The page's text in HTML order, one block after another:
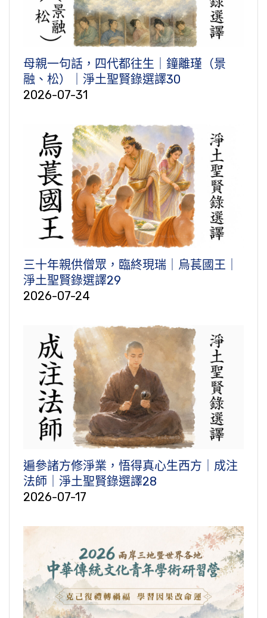
母親一句話，四代都往生｜鐘離瑾（景
融、松）｜淨土聖賢錄選譯30
2026-07-31
三十年親供僧眾，臨終現瑞｜烏萇國王｜
淨土聖賢錄選譯29
2026-07-24
遍參諸方修淨業，悟得真心生西方｜成注
法師｜淨土聖賢錄選譯28
2026-07-17